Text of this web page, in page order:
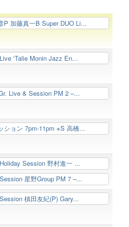
P 加藤真一B Super DUO Li...
‘Talie Monin Jazz En...
Live & Session PM 2 –...
ション 7pm-11pm ※S 高橋...
Session 野村進一 ...
星野Group PM 7 –...
槙田友紀(P) Gary...